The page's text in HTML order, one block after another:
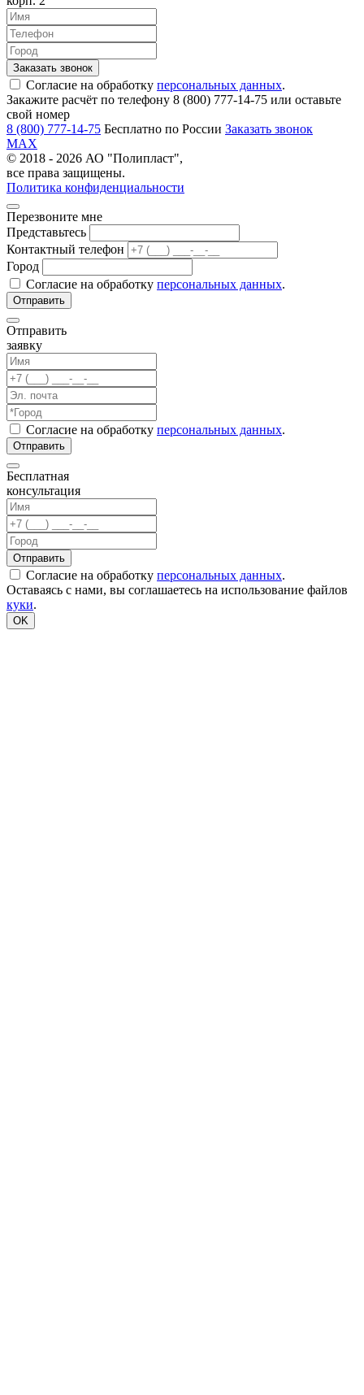
Согласие на обработку персональных данных.
Закажите расчёт по телефону 8 (800) 777-14-75 или оставьте
свой номер
8 (800) 777-14-75 Бесплатно по России Заказать звонок
MAX
© 2018 - 2026 АО "Полипласт",
все права защищены.
Политика конфиденциальности
Перезвоните мне
Представьтесь
Контактный телефон
Город
Согласие на обработку персональных данных.
Отправить
заявку
Согласие на обработку персональных данных.
Бесплатная
консультация
Согласие на обработку персональных данных.
Оставаясь с нами, вы соглашаетесь на использование файлов
куки.
OK